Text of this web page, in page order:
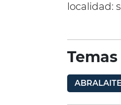
localidad:
Temas
ABRALAITE